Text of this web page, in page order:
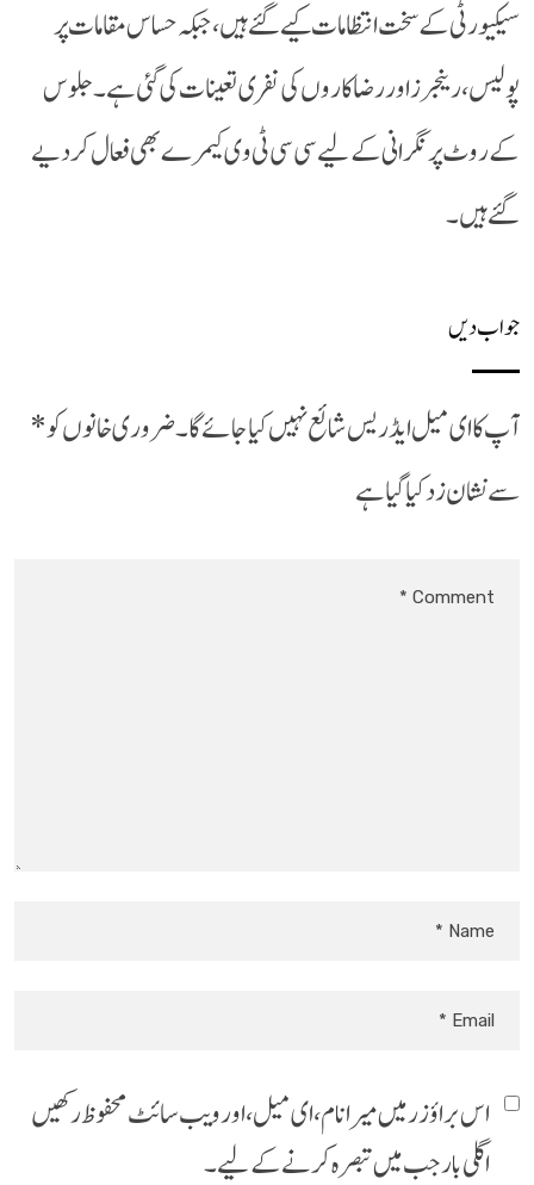
سیکیورٹی کے سخت انتظامات کیے گئے ہیں، جبکہ حساس مقامات پر
پولیس، رینجرز اور رضا کاروں کی نفری تعینات کی گئی ہے۔ جلوس
کے روٹ پر نگرانی کے لیے سی سی ٹی وی کیمرے بھی فعال کر دیے
گئے ہیں۔
جواب دیں
آپ کا ای میل ایڈریس شائع نہیں کیا جائے گا۔ضروری خانوں کو*
سے نشان زد کیا گیا ہے
اس براؤزر میں میرا نام، ای میل، اور ویب سائٹ محفوظ رکھیں
اگلی بار جب میں تبصرہ کرنے کےلیے۔